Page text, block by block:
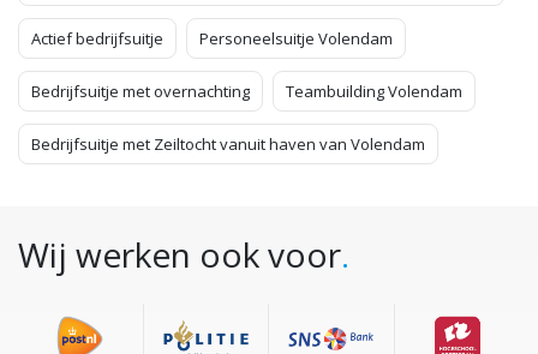
Actief bedrijfsuitje Personeelsuitje Volendam
Bedrijfsuitje met overnachting Teambuilding Volendam
Bedrijfsuitje met Zeiltocht vanuit haven van Volendam
Wij werken ook voor.